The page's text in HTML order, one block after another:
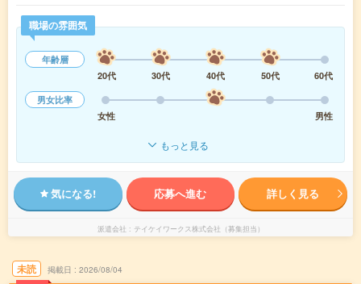
職場の雰囲気
年齢層
20代
30代 40代 50代
60代
男女比率
女性
男性
もっと見る
気になる! 応募へ進む 詳しく見る
派遣会社 テイケイワークス株式会社（募集担当）
未読 掲載日 2026/08/04